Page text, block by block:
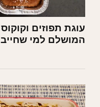
המושלם למי שחייב